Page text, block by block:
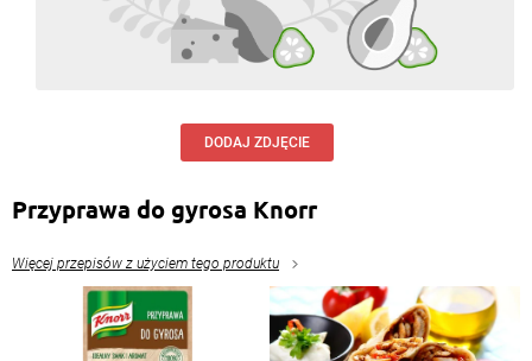
DODAJ ZDJĘCIE
Przyprawa do gyrosa Knorr
Więcej przepisów z użyciem tego produktu